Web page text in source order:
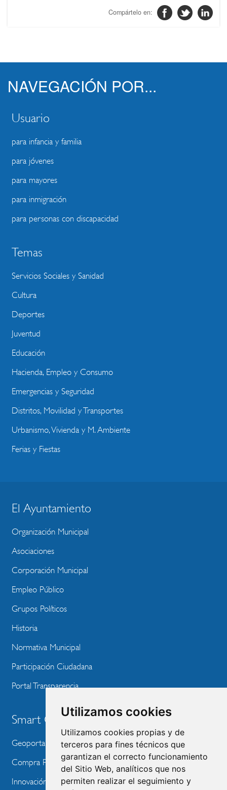
Utilizamos cookies
Utilizamos cookies propias y de
terceros para fines técnicos que
garantizan el correcto funcionamiento
del Sitio Web, analíticos que nos
permiten realizar el seguimiento y
NAVEGACIÓN POR...
Usuario
para infancia y familia
para jóvenes
para mayores
para inmigración
para personas con discapacidad
Temas
Servicios Sociales y Sanidad
Cultura
Deportes
Juventud
Educación
Hacienda, Empleo y Consumo
Emergencias y Seguridad
Distritos, Movilidad y Transportes
Urbanismo, Vivienda y M. Ambiente
Ferias y Fiestas
BLOQUE
MENU
WEBSITE
El Ayuntamiento
Organización Municipal
Asociaciones
Corporación Municipal
Empleo Público
Grupos Políticos
Historia
Normativa Municipal
Participación Ciudadana
Portal Transparencia
Smart City
Geoportal
Compra Pública de Innovación
Innovación Tecnológica